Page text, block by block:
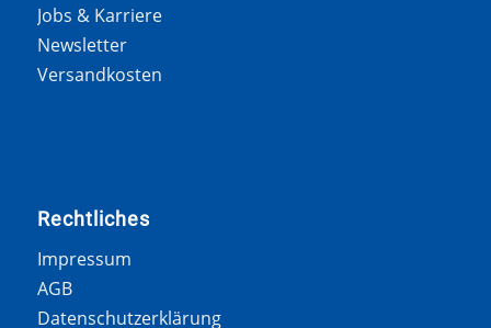
Jobs & Karriere
Newsletter
Versandkosten
Rechtliches
Impressum
AGB
Datenschutzerklärung